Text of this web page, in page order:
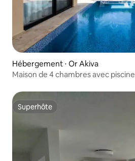
Hébergement ⋅ Or Akiva
Maison de 4 chambres avec piscine
Superhôte
Superhôte